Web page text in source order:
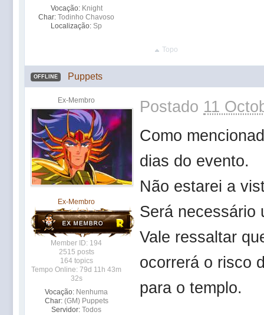
Vocação: Knight
Char: Todinho Chavoso
Localização: Sp
Topo
OFFLINE Puppets
Ex-Membro
Ex-Membro
Member ID: 194
2515 posts
164 topics
Tempo Online: 79d 11h 43m
32s
Vocação: Nenhuma
Char: (GM) Puppets
Servidor: Todos
Postado 11
Como
dias do evento.
Não estarei a
Será necessário
Vale ressaltar
ocorrerá o risco
para o templo.